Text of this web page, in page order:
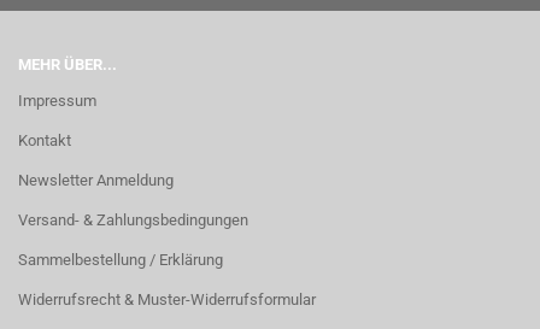
MEHR ÜBER...
Impressum
Kontakt
Newsletter Anmeldung
Versand- & Zahlungsbedingungen
Sammelbestellung / Erklärung
Widerrufsrecht & Muster-Widerrufsformular